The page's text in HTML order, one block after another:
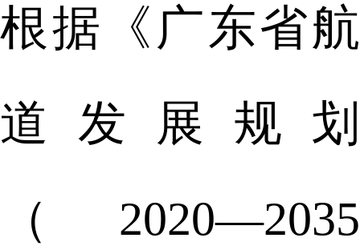
根据《广东省航
道发展规划
（2020—2035